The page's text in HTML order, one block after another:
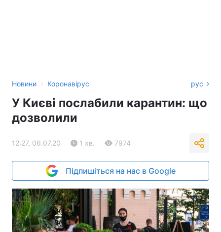
Новини › Коронавірус рус
У Києві послабили карантин: що
дозволили
12:27, 06.07.20 1 хв. 7974
Підпишіться на нас в Google